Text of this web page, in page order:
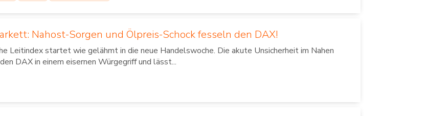
Nahost-Sorgen und Ölpreis-Schock fesseln den DAX!
Leitindex startet wie gelähmt in die neue Handelswoche. Die akute Unsicherheit im Nahen
DAX in einem eisernen Würgegriff und lässt...